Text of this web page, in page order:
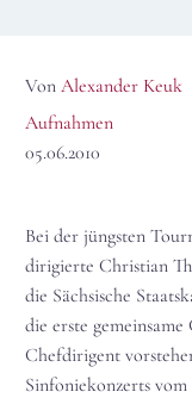
Von Alexander Keuk
Aufnahmen
05.06.2010
Bei der jüngsten
dirigierte Christian
die Sächsische
die erste
Chefdirigent
Sinfoniekonzerts